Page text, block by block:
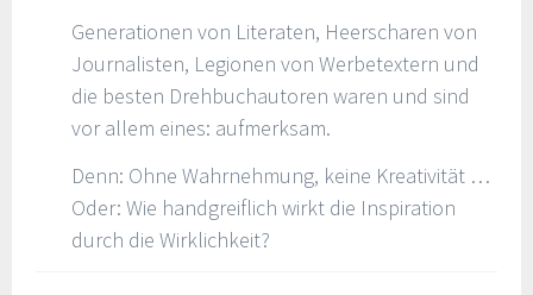
Generationen von Literaten, Heerscharen von
Journalisten, Legionen von Werbetextern und
die besten Drehbuchautoren waren und sind
vor allem eines: aufmerksam.
Denn: Ohne Wahrnehmung, keine Kreativität …
Oder: Wie handgreiflich wirkt die Inspiration
durch die Wirklichkeit?